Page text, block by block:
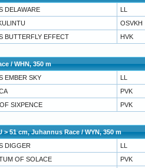
DELAWARE
LL
OSVKH
BUTTERFLY EFFECT HVK
/ WHN, 350 m
EMBER SKY
LL
PVK
SIXPENCE PVK
51 cm, Juhannus Race / WYN, 350 m
DIGGER
LL
OF SOLACE
PVK